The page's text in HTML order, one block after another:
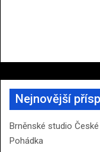
Nejnovější
Brněnské studio
Pohádka